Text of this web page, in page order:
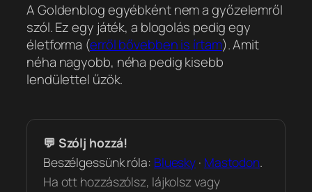
A Goldenblog egyébként nem a győzelemről
szól. Ez egy játék, a blogolás pedig egy
életforma (erről bővebben is írtam). Amit
néha nagyobb, néha pedig kisebb
lendülettel űzök.
💬 Szólj hozzá!
Beszélgessünk róla: Bluesky · Mastodon.
Ha ott hozzászólsz, lájkolsz vagy